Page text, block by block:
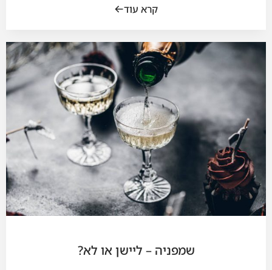
קרא עוד
שמפניה – ליישן או לא?